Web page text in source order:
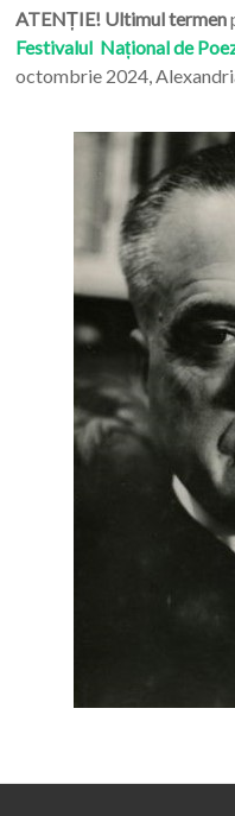
ATENȚIE! Ultimul termen
Festivalul Național de
octombrie 2024,